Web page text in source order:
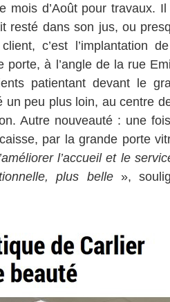
mois d’Août pour travaux. Il
resté dans son jus, ou
c’est l’implantation
porte, à l’angle de la rue
patientant devant le
un peu plus loin, au centre
Autre nouveauté : une
par la grande porte
l’accueil et le
plus belle»,